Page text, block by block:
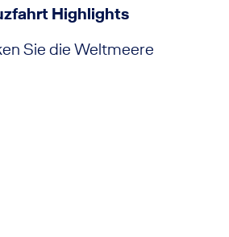
Highlights
Sie die Weltmeere